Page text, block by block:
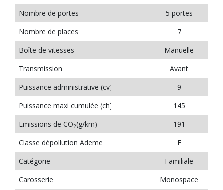
Nombre de portes
5 portes
Nombre de places
7
Boîte de vitesses
Manuelle
Transmission
Avant
Puissance administrative (cv)
9
Puissance maxi cumulée (ch)
145
Emissions de CO2(g/km)
191
Classe dépollution Ademe
E
Catégorie
Familiale
Carosserie
Monospace